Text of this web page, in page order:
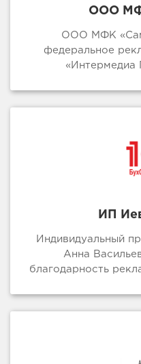
ООО
ООО МФК
федеральное
«Интермедиа
ИП
Индивидуальный
Анна
благодарность